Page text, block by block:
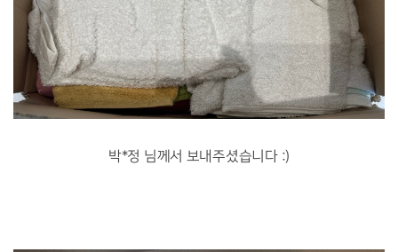
박*정 님께서 보내주셨습니다 :)